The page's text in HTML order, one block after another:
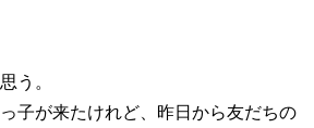
う。
子が来たけれど、昨日から友だちの